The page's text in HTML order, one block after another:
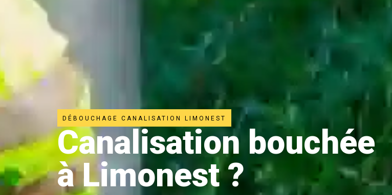
DÉBOUCHAGE CANALISATION LIMONEST
Canalisation bouchée
à Limonest ?